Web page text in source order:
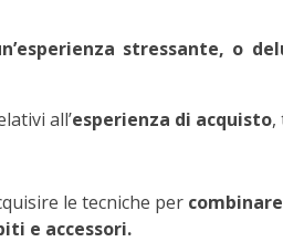
stressante, o
all’esperienza di acquisto,
le tecniche per
e accessori.